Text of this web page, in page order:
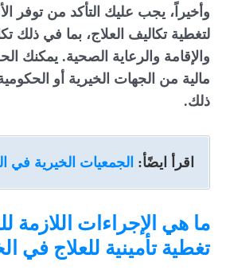
وأخيراً، يجب عليك التأكد من توفر
لتغطية تكاليف العلاج، بما في ذلك
والإقامة والرعاية الصحية. يمكنك
مالية من الجهات الخيرية أو
ذلك.
اقرأ ايضًأ:الجمعيات الخيرية في
ما هي الإجراءات اللازمة
تغطية تأمينية للعلاج في